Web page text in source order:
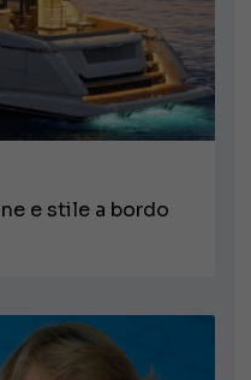
e stile a bordo